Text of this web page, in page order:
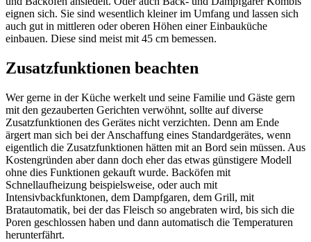
eignen sich. Sie sind wesentlich kleiner im Umfang und lassen sich
auch gut in mittleren oder oberen Höhen einer Einbauküche
einbauen. Diese sind meist mit 45 cm bemessen.
Zusatzfunktionen beachten
Wer gerne in der Küche werkelt und seine Familie und Gäste gern
mit den gezauberten Gerichten verwöhnt, sollte auf diverse
Zusatzfunktionen des Gerätes nicht verzichten. Denn am Ende
ärgert man sich bei der Anschaffung eines Standardgerätes, wenn
eigentlich die Zusatzfunktionen hätten mit an Bord sein müssen. Aus
Kostengründen aber dann doch eher das etwas günstigere Modell
ohne dies Funktionen gekauft wurde. Backöfen mit
Schnellaufheizung beispielsweise, oder auch mit
Intensivbackfunktonen, dem Dampfgaren, dem Grill, mit
Bratautomatik, bei der das Fleisch so angebraten wird, bis sich die
Poren geschlossen haben und dann automatisch die Temperaturen
herunterfährt.